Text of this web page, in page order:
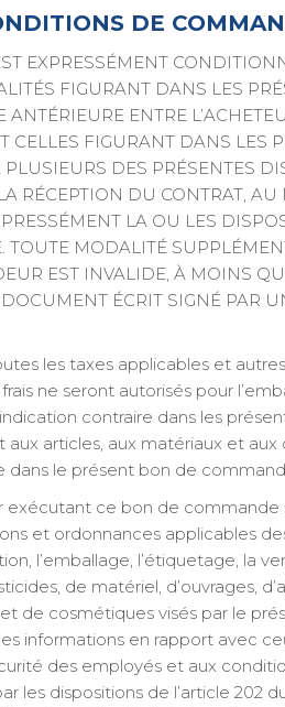
DE
EXPRESSÉMENT
FIGURANT DANS LES
ENTRE
CELLES FIGURANT DANS LES
PLUSIEURS DES PRÉSENTES
RÉCEPTION DU CONTRAT, AU
LA OU LES
TOUTE MODALITÉ
EST INVALIDE, À MOINS
ÉCRIT SIGNÉ PAR
les taxes applicables et
ne seront autorisés pour
contraire dans les
articles, aux matériaux et
le présent bon de
exécutant ce bon de commande
et ordonnances applicables
l’emballage, l’étiquetage, la
de matériel, d’ouvrages,
de cosmétiques visés par le
informations en rapport avec
des employés et aux
les dispositions de l’article 202